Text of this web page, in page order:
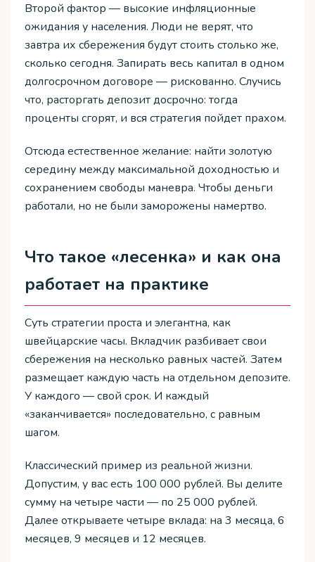
Второй фактор — высокие инфляционные
ожидания у населения. Люди не верят, что
завтра их сбережения будут стоить столько же,
сколько сегодня. Запирать весь капитал в одном
долгосрочном договоре — рискованно. Случись
что, расторгать депозит досрочно: тогда
проценты сгорят, и вся стратегия пойдет прахом.
Отсюда естественное желание: найти золотую
середину между максимальной доходностью и
сохранением свободы маневра. Чтобы деньги
работали, но не были заморожены намертво.
Что такое «лесенка» и как она
работает на практике
Суть стратегии проста и элегантна, как
швейцарские часы. Вкладчик разбивает свои
сбережения на несколько равных частей. Затем
размещает каждую часть на отдельном депозите.
У каждого — свой срок. И каждый
«заканчивается» последовательно, с равным
шагом.
Классический пример из реальной жизни.
Допустим, у вас есть 100 000 рублей. Вы делите
сумму на четыре части — по 25 000 рублей.
Далее открываете четыре вклада: на 3 месяца, 6
месяцев, 9 месяцев и 12 месяцев.